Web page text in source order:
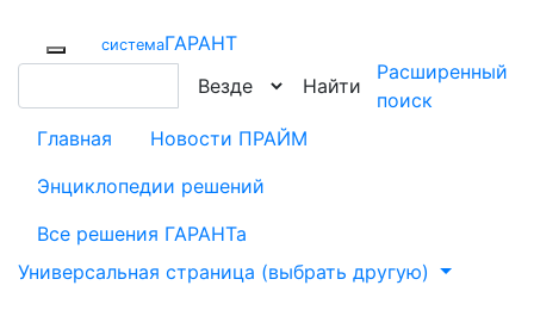
cистемаГАРАНТ
Найти
Расширенный
поиск
Главная
Новости ПРАЙМ
Энциклопедии решений
Все решения ГАРАНТа
Универсальная страница (выбрать другую)